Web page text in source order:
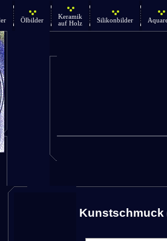
Ölbilder
Keramik
auf Holz
Silikonbilder
Kunstschmuck